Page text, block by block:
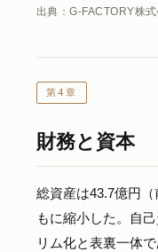
出典：G-FACTORY株
第4章
財務と資本
総資産は43.7億円
もに縮小した。自
リム化と表裏一体